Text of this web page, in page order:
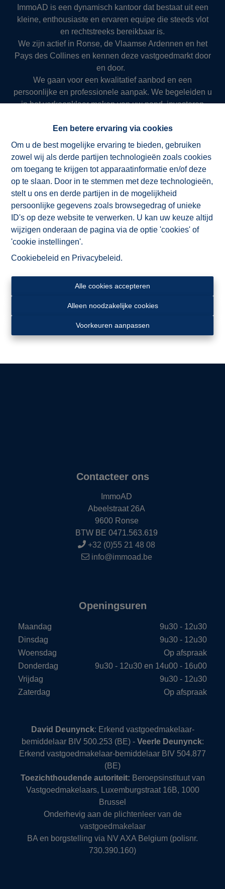
Een betere ervaring via cookies
Om u de best mogelijke ervaring te bieden, gebruiken
zowel wij als derde partijen technologieën zoals cookies
om toegang te krijgen tot apparaatinformatie en/of deze
op te slaan. Door in te stemmen met deze technologieën,
stelt u ons en derde partijen in de mogelijkheid
persoonlijke gegevens zoals browsegedrag of unieke
ID's op deze website te verwerken. U kan uw keuze altijd
wijzigen onderaan de pagina via de optie 'cookies' of
'cookie instellingen'.
Cookiebeleid en Privacybeleid.
Alle cookies accepteren
Alleen noodzakelijke cookies
Voorkeuren aanpassen
ImmoAD is een dynamisch kantoor dat bestaat uit een
kleine, enthousiaste en ervaren equipe die steeds vlot
en rechtstreeks bereikbaar is.
We zijn actief in Ronse, de Vlaamse Ardennen en het
Pays des Collines en kennen deze vastgoedmarkt door
en door.
We gaan voor een kwalitatief aanbod en een
persoonlijke en professionele aanpak. We begeleiden u
in het verkoopklaar maken van uw pand, investeren
advies doorheen het proces van verkoop of verhuur.
Zo slagen we er al meer dan 50 jaar in om onze klanten
succesvol en resultaatgericht ten dienste te zijn.
NV ImmoAD
Ligging
Contacteer ons
ImmoAD
Abeelstraat 26A
9600 Ronse
BTW BE 0471.563.619
+32 (0)55 21 48 08
info@immoad.be
Openingsuren
Maandag
9u30 - 12u30
Dinsdag
9u30 - 12u30
Woensdag
Op afspraak
Donderdag
9u30 - 12u30 en 14u00 - 16u00
Vrijdag
9u30 - 12u30
Zaterdag
Op afspraak
David Deunynck: Erkend vastgoedmakelaar-
bemiddelaar BIV 500.253 (BE) - Veerle Deunynck:
Erkend vastgoedmakelaar-bemiddelaar BIV 504.877
(BE)
Toezichthoudende autoriteit: Beroepsinstituut van
Vastgoedmakelaars, Luxemburgstraat 16B, 1000
Brussel
Onderhevig aan de plichtenleer van de
vastgoedmakelaar
BA en borgstelling via NV AXA Belgium (polisnr.
730.390.160)